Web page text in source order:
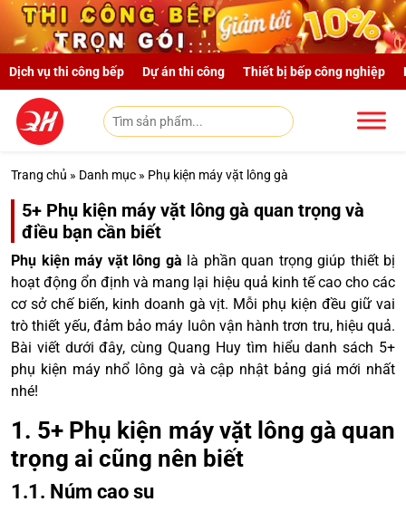
Skip to main content
Dịch vụ thi công bếp Dự án thi công Thiết bị bếp công nghiệp
Trang chủ » Danh mục » Phụ kiện máy vặt lông gà
5+ Phụ kiện máy vặt lông gà quan trọng và
điều bạn cần biết
Phụ kiện máy vặt lông gà là phần quan trọng giúp thiết bị
hoạt động ổn định và mang lại hiệu quả kinh tế cao cho các
cơ sở chế biến, kinh doanh gà vịt. Mỗi phụ kiện đều giữ vai
trò thiết yếu, đảm bảo máy luôn vận hành trơn tru, hiệu quả.
Bài viết dưới đây, cùng Quang Huy tìm hiểu danh sách 5+
phụ kiện máy nhổ lông gà và cập nhật bảng giá mới nhất
nhé!
1. 5+ Phụ kiện máy vặt lông gà quan
trọng ai cũng nên biết
1.1. Núm cao su